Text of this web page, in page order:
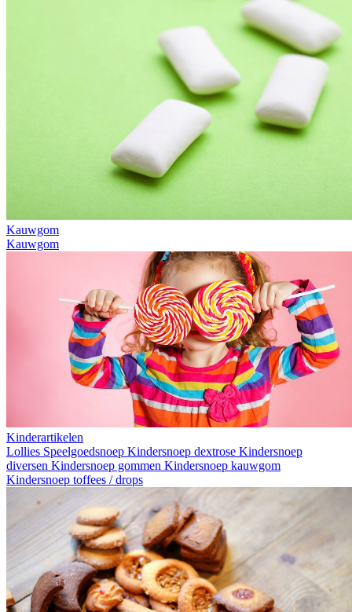
Kauwgom
Kauwgom
Kinderartikelen
Lollies Speelgoedsnoep Kindersnoep dextrose Kindersnoep
diversen Kindersnoep gommen Kindersnoep kauwgom
Kindersnoep toffees / drops